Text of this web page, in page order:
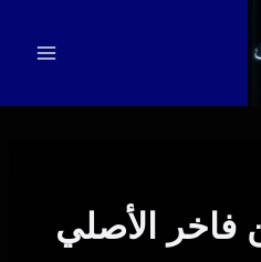
فاخر الأصلي